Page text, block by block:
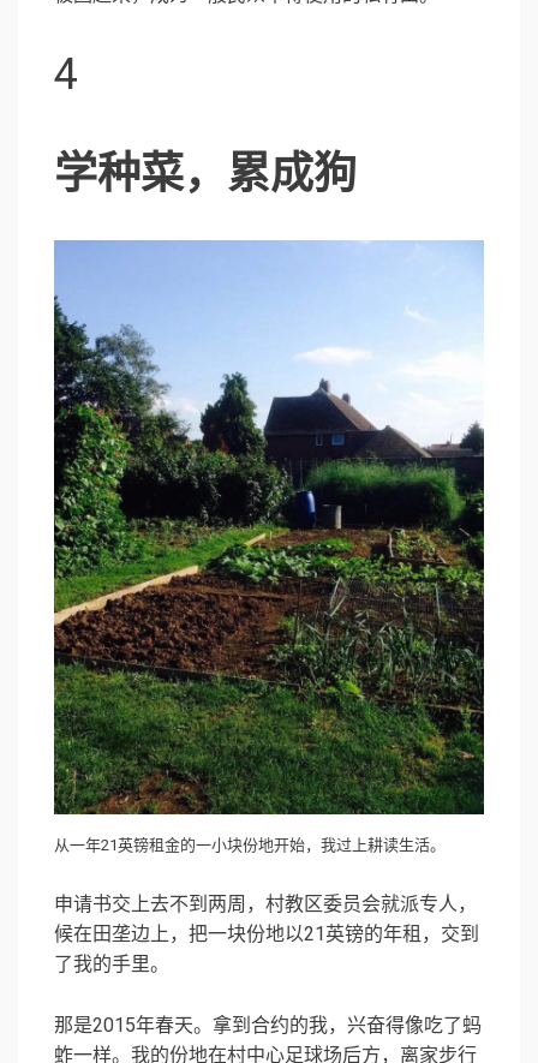
4
学种菜，累成狗
从一年21英镑租金的一小块份地开始，我过上耕读生活。
申请书交上去不到两周，村教区委员会就派专人，
候在田垄边上，把一块份地以21英镑的年租，交到
了我的手里。
那是2015年春天。拿到合约的我，兴奋得像吃了蚂
蚱一样。我的份地在村中心足球场后方，离家步行